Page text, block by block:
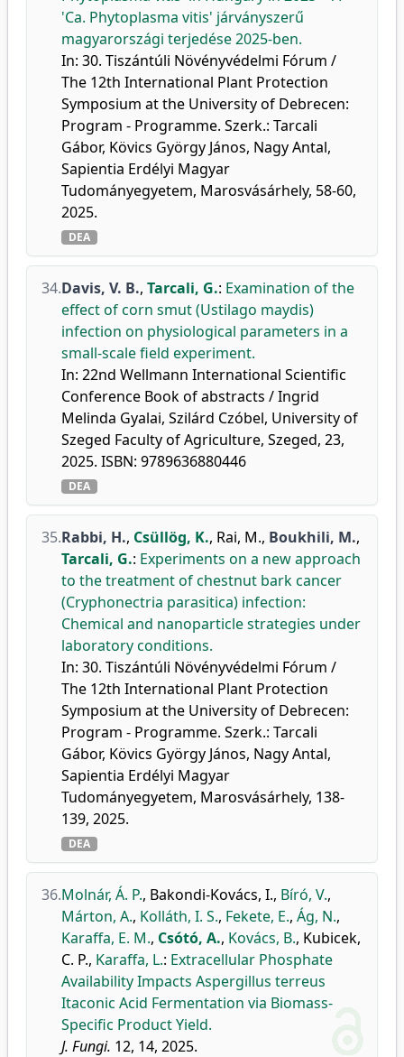
'Ca. Phytoplasma vitis' járványszerű
magyarországi terjedése 2025-ben.
In: 30. Tiszántúli Növényvédelmi Fórum /
The 12th International Plant Protection
Symposium at the University of Debrecen:
Program - Programme. Szerk.: Tarcali
Gábor, Kövics György János, Nagy Antal,
Sapientia Erdélyi Magyar
Tudományegyetem, Marosvásárhely, 58-60,
2025.
DEA
34.Davis, V. B., Tarcali, G.: Examination of the
effect of corn smut (Ustilago maydis)
infection on physiological parameters in a
small-scale field experiment.
In: 22nd Wellmann International Scientific
Conference Book of abstracts / Ingrid
Melinda Gyalai, Szilárd Czóbel, University of
Szeged Faculty of Agriculture, Szeged, 23,
2025. ISBN: 9789636880446
DEA
35.Rabbi, H., Csüllög, K., Rai, M., Boukhili, M.,
Tarcali, G.: Experiments on a new approach
to the treatment of chestnut bark cancer
(Cryphonectria parasitica) infection:
Chemical and nanoparticle strategies under
laboratory conditions.
In: 30. Tiszántúli Növényvédelmi Fórum /
The 12th International Plant Protection
Symposium at the University of Debrecen:
Program - Programme. Szerk.: Tarcali
Gábor, Kövics György János, Nagy Antal,
Sapientia Erdélyi Magyar
Tudományegyetem, Marosvásárhely, 138-
139, 2025.
DEA
36.Molnár, Á. P., Bakondi-Kovács, I., Bíró, V.,
Márton, A., Kolláth, I. S., Fekete, E., Ág, N.,
Karaffa, E. M., Csótó, A., Kovács, B., Kubicek,
C. P., Karaffa, L.: Extracellular Phosphate
Availability Impacts Aspergillus terreus
Itaconic Acid Fermentation via Biomass-
Specific Product Yield.
J. Fungi. 12, 14, 2025.